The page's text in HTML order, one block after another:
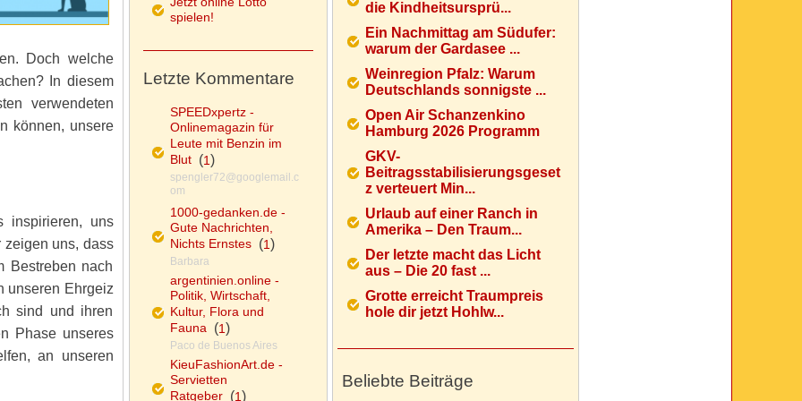
Doch welche
In diesem
verwendeten
können, unsere
inspirieren, uns
zeigen uns, dass
Bestreben nach
unseren Ehrgeiz
sind und ihren
Phase unseres
an unseren
die Kindheitsursprü...
Ein Nachmittag am Südufer:
warum der Gardasee ...
Weinregion Pfalz: Warum
Deutschlands sonnigste ...
Open Air Schanzenkino
Hamburg 2026 Programm
GKV-
Beitragsstabilisierungsgeset
z verteuert Min...
Urlaub auf einer Ranch in
Amerika – Den Traum...
Der letzte macht das Licht
aus – Die 20 fast ...
Grotte erreicht Traumpreis
hole dir jetzt Hohlw...
Beliebte Beiträge
spielen!
Letzte Kommentare
SPEEDxpertz -
Onlinemagazin für
Leute mit Benzin im
Blut(1)
spengler72@googlemail.c
om
1000-gedanken.de -
Gute Nachrichten,
Nichts Ernstes(1)
Barbara
argentinien.online -
Politik, Wirtschaft,
Kultur, Flora und
Fauna(1)
Paco de Buenos Aires
KieuFashionArt.de -
Servietten
Ratgeber(1)